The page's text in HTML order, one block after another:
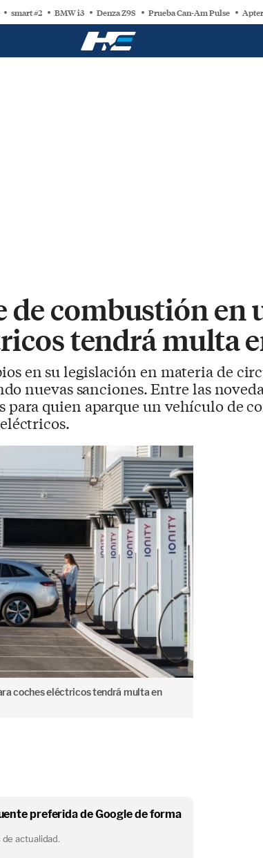
smart #2 BMW i3 Denza Z9S Prueba Can-Am Pulse
de combustión en
tendrá multa
en su legislación en materia de
nuevas sanciones. Entre las
para quien aparque un vehículo de
coches eléctricos tendrá multa en
preferida de Google de forma
actualidad.